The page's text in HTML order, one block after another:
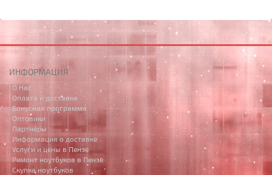
ИНФОРМАЦИЯ
О Нас
Оплата и доставка
Бонусная программа
Оптовики
Партнёры
Информация о доставке
Услуги и цены в Пензе
Ремонт ноутбуков в Пензе
Скупка ноутбуков